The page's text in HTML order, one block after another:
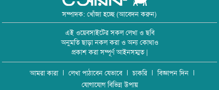
সম্পাদক: খোঁজা হচ্ছে (আবেদন করুন)
এই ওয়েবসাইটের সকল লেখা ও ছবি
অনুমতি ছাড়া নকল করা ও অন্য কোথাও
প্রকাশ করা সম্পূর্ণ আইনসম্মত |
আমরা কারা লেখা পাঠাবেন যেভাবে চাকরি
বিজ্ঞাপন দিন
যোগাযোগ বিভিন্ন উপায়